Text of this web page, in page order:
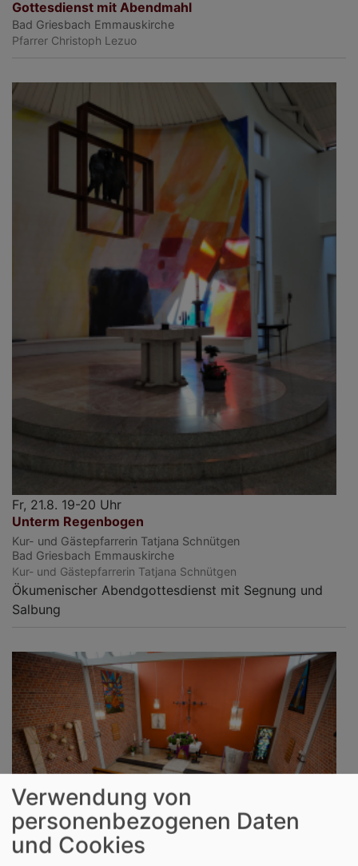
Gottesdienst mit Abendmahl
Bad Griesbach Emmauskirche
Pfarrer Christoph Lezuo
Fr, 21.8. 19-20 Uhr
Unterm Regenbogen
Kur- und Gästepfarrerin Tatjana Schnütgen
Bad Griesbach Emmauskirche
Kur- und Gästepfarrerin Tatjana Schnütgen
Ökumenischer Abendgottesdienst mit Segnung und
Salbung
Verwendung von
personenbezogenen Daten
und Cookies